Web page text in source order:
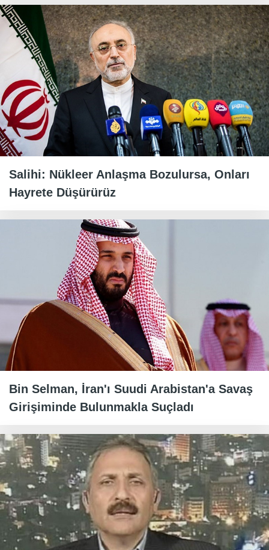
Salihi: Nükleer Anlaşma Bozulursa, Onları
Hayrete Düşürürüz
Bin Selman, İran'ı Suudi Arabistan'a Savaş
Girişiminde Bulunmakla Suçladı